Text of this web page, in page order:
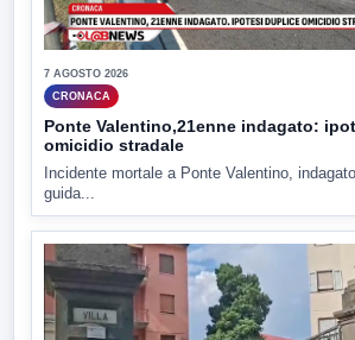
7 AGOSTO 2026
CRONACA
Ponte Valentino,21enne indagato:
omicidio stradale
Incidente mortale a Ponte Valentino,
guida...